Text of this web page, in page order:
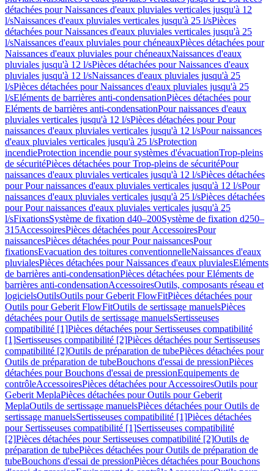
détachées pour Naissances d'eaux pluviales verticales jusqu'à 12
l/sNaissances d'eaux pluviales verticales jusqu'à 25 l/sPièces
détachées pour Naissances d'eaux pluviales verticales jusqu'à 25
l/sNaissances d'eaux pluviales pour chéneauxPièces détachées pour
Naissances d'eaux pluviales pour chéneauxNaissances d'eaux
pluviales jusqu'à 12 l/sPièces détachées pour Naissances d'eaux
pluviales jusqu'à 12 l/sNaissances d'eaux pluviales jusqu'à 25
l/sPièces détachées pour Naissances d'eaux pluviales jusqu'à 25
l/sEléments de barrières anti-condensationPièces détachées pour
Eléments de barrières anti-condensationPour naissances d'eaux
pluviales verticales jusqu'à 12 l/sPièces détachées pour Pour
naissances d'eaux pluviales verticales jusqu'à 12 l/sPour naissances
d'eaux pluviales verticales jusqu'à 25 l/sProtection
incendieProtection incendie pour systèmes d'évacuationTrop-pleins
de sécuritéPièces détachées pour Trop-pleins de sécuritéPour
naissances d'eaux pluviales verticales jusqu'à 12 l/sPièces détachées
pour Pour naissances d'eaux pluviales verticales jusqu'à 12 l/sPour
naissances d'eaux pluviales verticales jusqu'à 25 l/sPièces détachées
pour Pour naissances d'eaux pluviales verticales jusqu'à 25
l/sFixationsSystème de fixation d40–200Système de fixation d250–
315AccessoiresPièces détachées pour AccessoiresPour
naissancesPièces détachées pour Pour naissancesPour
fixationsEvacuation des toitures conventionnelleNaissances d'eaux
pluvialesPièces détachées pour Naissances d'eaux pluvialesEléments
de barrières anti-condensationPièces détachées pour Eléments de
barrières anti-condensationAccessoiresOutils, composants réseau et
logicielsOutilsOutils pour Geberit FlowFitPièces détachées pour
Outils pour Geberit FlowFitOutils de sertissage manuelsPièces
détachées pour Outils de sertissage manuelsSertisseuses
compatibilité [1]Pièces détachées pour Sertisseuses compatibilité
[1]Sertisseuses compatibilité [2]Pièces détachées pour Sertisseuses
compatibilité [2]Outils de préparation de tubePièces détachées pour
Outils de préparation de tubeBouchons d'essai de pressionPièces
détachées pour Bouchons d'essai de pressionEquipements de
contrôleAccessoiresPièces détachées pour AccessoiresOutils pour
Geberit MeplaPièces détachées pour Outils pour Geberit
MeplaOutils de sertissage manuelsPièces détachées pour Outils de
sertissage manuelsSertisseuses compatibilité [1]Pièces détachées
pour Sertisseuses compatibilité [1]Sertisseuses compatibilité
[2]Pièces détachées pour Sertisseuses compatibilité [2]Outils de
préparation de tubePièces détachées pour Outils de préparation de
tubeBouchons d'essai de pressionPièces détachées pour Bouchons